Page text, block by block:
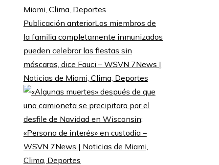
Publicación anteriorLos miembros de
la familia completamente inmunizados
pueden celebrar las fiestas sin
máscaras, dice Fauci – WSVN 7News |
Noticias de Miami, Clima, Deportes